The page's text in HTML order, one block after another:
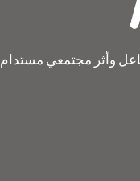
وأثر مجتمعي مستدام